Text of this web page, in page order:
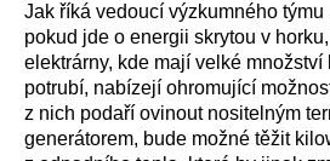
Jak říká vedoucí výzkumného
pokud jde o energii skrytou v
elektrárny, kde mají velké množství
potrubí, nabízejí ohromující
z nich podaří ovinout nositelným
generátorem, bude možné těžit